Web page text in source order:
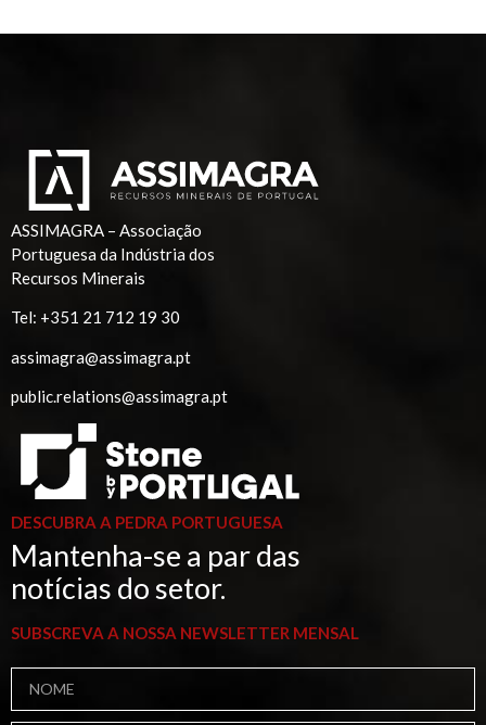
ASSIMAGRA – Associação
Portuguesa da Indústria dos
Recursos Minerais
Tel: +351 21 712 19 30
assimagra@assimagra.pt
public.relations@assimagra.pt
DESCUBRA A PEDRA PORTUGUESA
Mantenha-se a par das
notícias do setor.
SUBSCREVA A NOSSA NEWSLETTER MENSAL